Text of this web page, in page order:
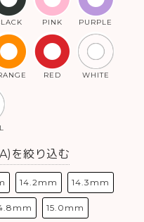
PINK PURPLE
RED WHITE
を絞り込む
14.2mm 14.3mm
15.0mm